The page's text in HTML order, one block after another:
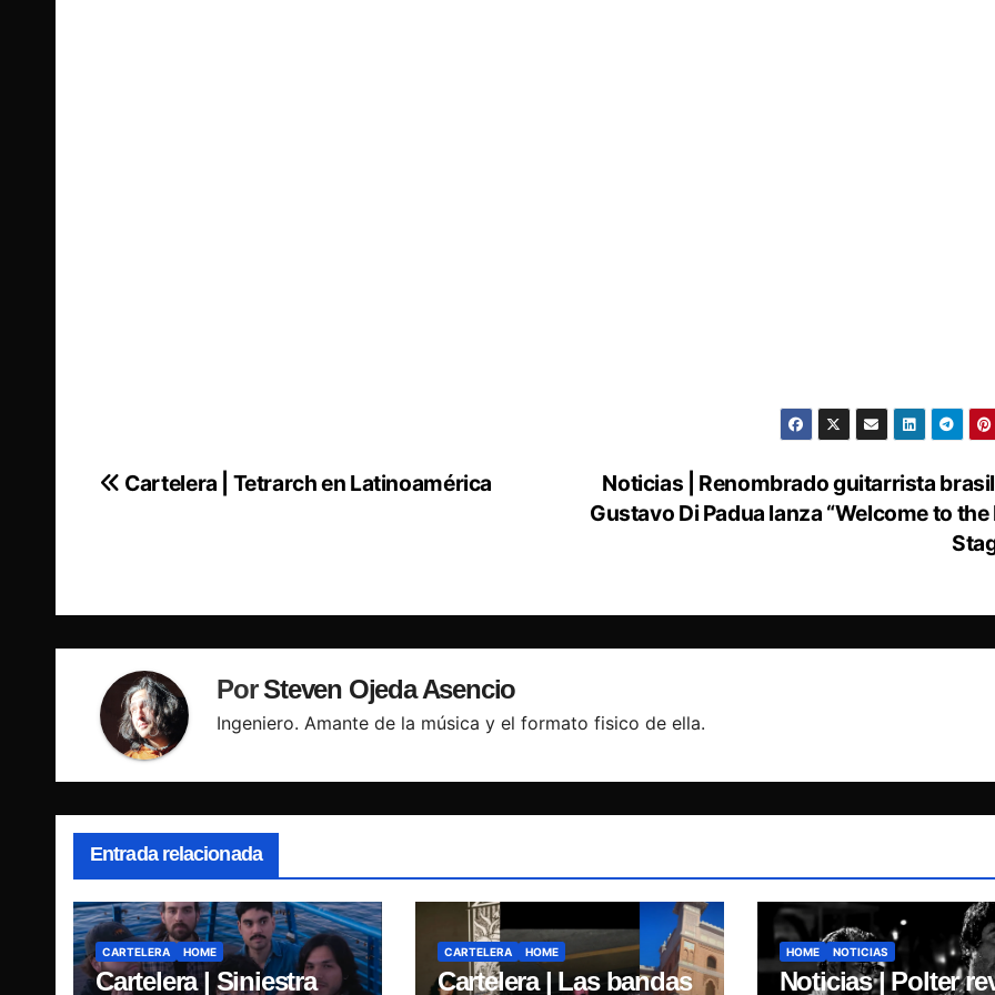
Navegación
Noticias | Renombrado guitarrista
Gustavo Di Padua lanza “Welcome to the
Cartelera | Tetrarch en Latinoamérica
PorSteven Ojeda Asencio
Ingeniero. Amante de la música y el formato fisico de ella.
Entrada relacionada
CARTELERA HOME
Cartelera | Siniestra
CARTELERA HOME
Cartelera | Las bandas
HOME NOTICIAS
Noticias | Polter